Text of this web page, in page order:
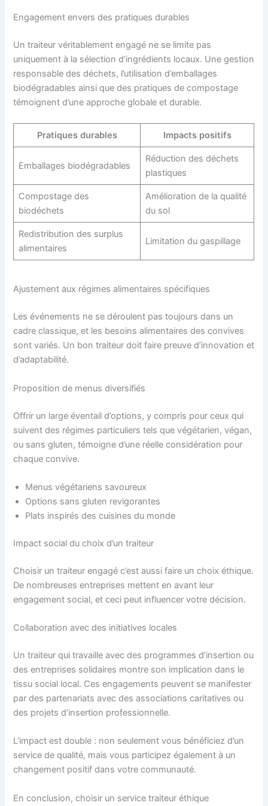
Engagement envers des pratiques durables
Un traiteur véritablement engagé ne se limite pas
uniquement à la sélection d’ingrédients locaux. Une gestion
responsable des déchets, l’utilisation d’emballages
biodégradables ainsi que des pratiques de compostage
témoignent d’une approche globale et durable.
Pratiques durables Impacts positifs
Emballages biodégradables
Réduction des déchets
plastiques
Compostage des
biodéchets
Amélioration de la qualité
du sol
Redistribution des surplus
alimentaires
Limitation du gaspillage
Ajustement aux régimes alimentaires spécifiques
Les événements ne se déroulent pas toujours dans un
cadre classique, et les besoins alimentaires des convives
sont variés. Un bon traiteur doit faire preuve d’innovation et
d’adaptabilité.
Proposition de menus diversifiés
Offrir un large éventail d’options, y compris pour ceux qui
suivent des régimes particuliers tels que végétarien, végan,
ou sans gluten, témoigne d’une réelle considération pour
chaque convive.
Menus végétariens savoureux
Options sans gluten revigorantes
Plats inspirés des cuisines du monde
Impact social du choix d’un traiteur
Choisir un traiteur engagé c’est aussi faire un choix éthique.
De nombreuses entreprises mettent en avant leur
engagement social, et ceci peut influencer votre décision.
Collaboration avec des initiatives locales
Un traiteur qui travaille avec des programmes d’insertion ou
des entreprises solidaires montre son implication dans le
tissu social local. Ces engagements peuvent se manifester
par des partenariats avec des associations caritatives ou
des projets d’insertion professionnelle.
L’impact est double : non seulement vous bénéficiez d’un
service de qualité, mais vous participez également à un
changement positif dans votre communauté.
En conclusion, choisir un service traiteur éthique